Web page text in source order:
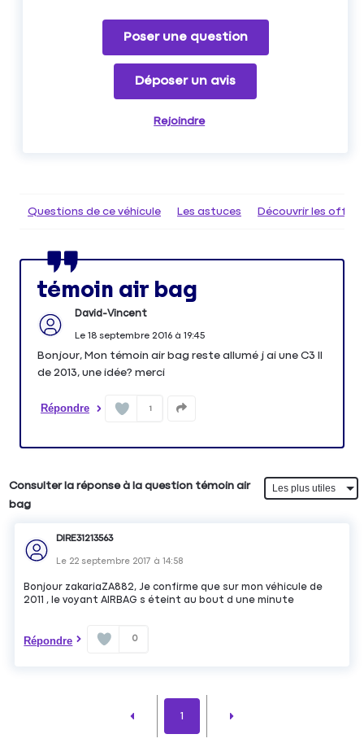
Poser une question
Déposer un avis
Rejoindre
Questions de ce véhicule Les astuces Découvrir les
témoin air bag
David-Vincent
Le 18 septembre 2016à 19:45
Bonjour, Mon témoin air bag reste allumé j ai une C3 II
de 2013, une idée? merci
Répondre 1
Consulter la réponse à la question témoin air
bag
DIRE31213563
Le 22 septembre 2017 à14:58
Bonjour zakariaZA882, Je confirme que sur mon véhicule de
2011 , le voyant AIRBAG s éteint au bout d une minute
Répondre 0
1